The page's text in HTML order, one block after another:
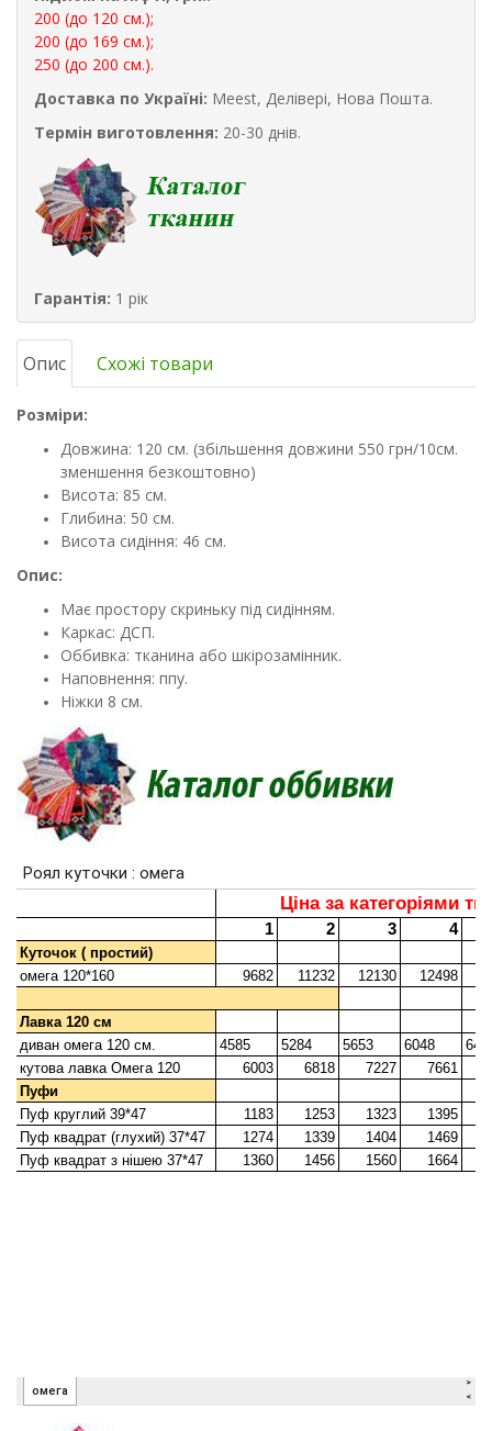
200 (до 120 см.);
200 (до 169 см.);
250 (до 200 см.).
Доставка по Україні: Meest, Делівері, Нова Пошта.
Термін виготовлення: 20-30 днів.
Гарантія: 1 рік
Опис Схожі товари
Розміри:
Довжина: 120 см. (збільшення довжини 550 грн/10см.
зменшення безкоштовно)
Висота: 85 см.
Глибина: 50 см.
Висота сидіння: 46 см.
Опис:
Має простору скриньку під сидінням.
Каркас: ДСП.
Оббивка: тканина або шкірозамінник.
Наповнення: ппу.
Ніжки 8 см.